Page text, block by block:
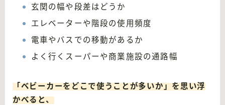
玄関の幅や段差はどうか
エレベーターや階段の使用頻度
電車やバスでの移動があるか
よく行くスーパーや商業施設の通路幅
「ベビーカーをどこで使うことが多いか」を思い浮
かべると、